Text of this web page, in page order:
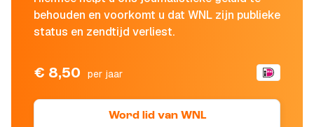
behouden en voorkomt u dat WNL zijn publieke
status en zendtijd verliest.
€ 8,50 per jaar
Word lid van WNL